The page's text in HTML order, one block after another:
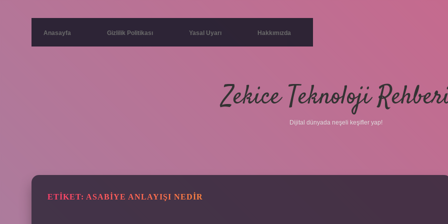
Anasayfa Gizlilik Politikası Yasal Uyarı Hakkımızda
Zekice Teknoloji
Dijital dünyada neşeli keşifler yap!
ETIKET: ASABIYE ANLAYIŞI NEDIR